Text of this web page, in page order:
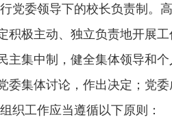
委领导下的校长负责制。高
积极主动、独立负责地开展
集中制，健全集体领导和个
委集体讨论，作出决定；党
工作应当遵循以下原则：